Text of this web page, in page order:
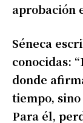
aprobación
Séneca
conocidas:
donde
tiempo,
Para él,